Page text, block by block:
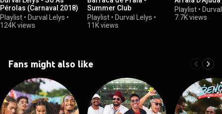
Pérolas (Carnaval 2018)
Playlist • Durval Lelys •
124K views
Summer Club
Playlist • Durval Lelys •
11K views
Playlist •
7.7K views
Fans might also like